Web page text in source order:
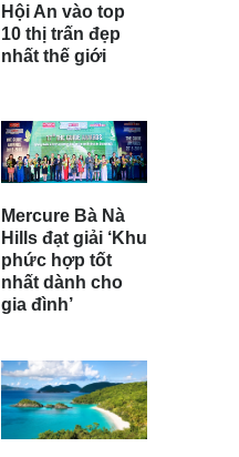
Hội An vào top
10 thị trấn đẹp
nhất thế giới
Mercure Bà Nà
Hills đạt giải ‘Khu
phức hợp tốt
nhất dành cho
gia đình’